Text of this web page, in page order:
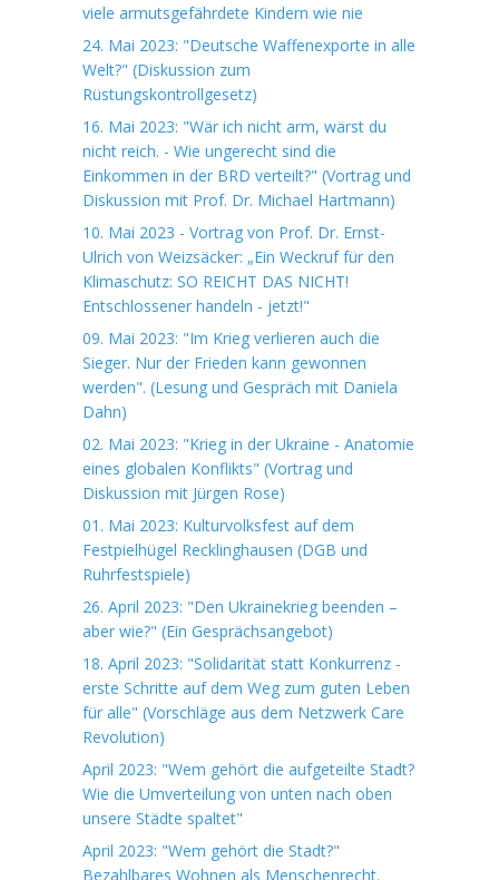
viele armutsgefährdete Kindern wie nie
24. Mai 2023: "Deutsche Waffenexporte in alle
Welt?" (Diskussion zum
Rüstungskontrollgesetz)
16. Mai 2023: "Wär ich nicht arm, wärst du
nicht reich. - Wie ungerecht sind die
Einkommen in der BRD verteilt?" (Vortrag und
Diskussion mit Prof. Dr. Michael Hartmann)
10. Mai 2023 - Vortrag von Prof. Dr. Ernst-
Ulrich von Weizsäcker: „Ein Weckruf für den
Klimaschutz: SO REICHT DAS NICHT!
Entschlossener handeln - jetzt!"
09. Mai 2023: "Im Krieg verlieren auch die
Sieger. Nur der Frieden kann gewonnen
werden". (Lesung und Gespräch mit Daniela
Dahn)
02. Mai 2023: "Krieg in der Ukraine - Anatomie
eines globalen Konflikts" (Vortrag und
Diskussion mit Jürgen Rose)
01. Mai 2023: Kulturvolksfest auf dem
Festpielhügel Recklinghausen (DGB und
Ruhrfestspiele)
26. April 2023: "Den Ukrainekrieg beenden –
aber wie?" (Ein Gesprächsangebot)
18. April 2023: "Solidarität statt Konkurrenz -
erste Schritte auf dem Weg zum guten Leben
für alle" (Vorschläge aus dem Netzwerk Care
Revolution)
April 2023: "Wem gehört die aufgeteilte Stadt?
Wie die Umverteilung von unten nach oben
unsere Städte spaltet"
April 2023: "Wem gehört die Stadt?"
Bezahlbares Wohnen als Menschenrecht.